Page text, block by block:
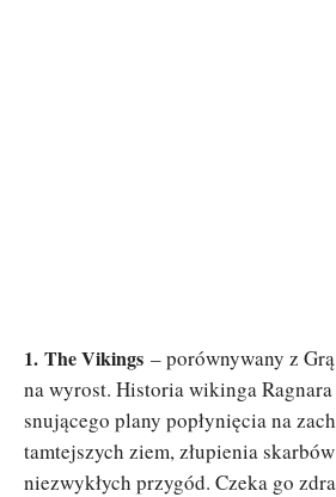
1. The Vikings – porównywany z
na wyrost. Historia wikinga
snującego plany popłynięcia na
tamtejszych ziem, złupienia
niezwykłych przygód. Czeka go